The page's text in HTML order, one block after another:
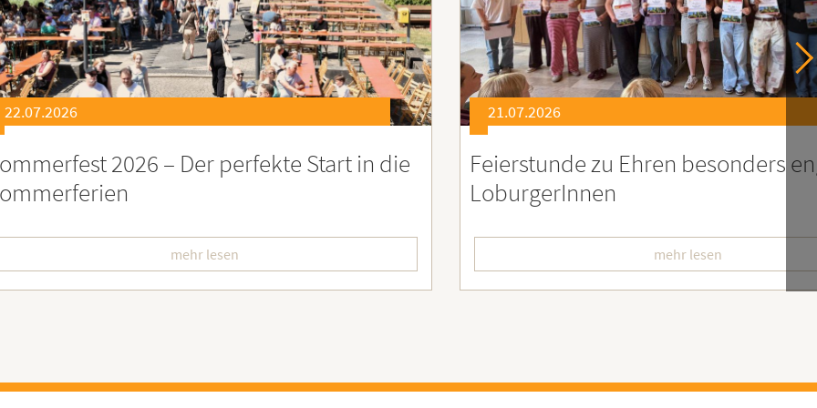
21.07.2026
zu Ehren besonders engagierter
mehr lesen
21.07.2026
Soziales Engagement für
Ruanda – Wir sind dabei!
mehr lesen